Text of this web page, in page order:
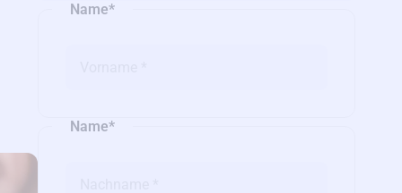
Name*
Name*